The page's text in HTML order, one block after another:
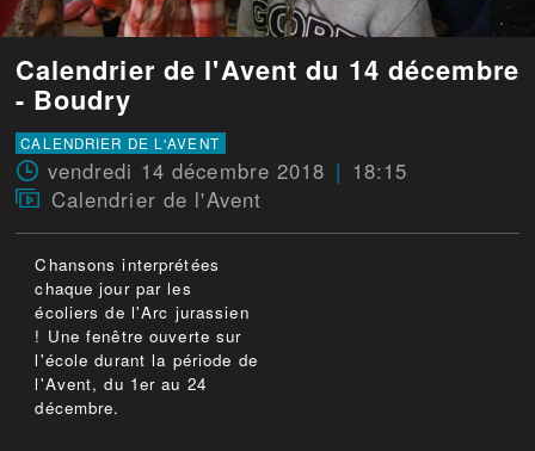
Calendrier de l'Avent du 14 décembre
- Boudry
CALENDRIER DE L'AVENT
vendredi 14 décembre 2018
18:15
Calendrier de l'Avent
Chansons interprétées
chaque jour par les
écoliers de l'Arc jurassien
! Une fenêtre ouverte sur
l'école durant la période de
l'Avent, du 1er au 24
décembre.